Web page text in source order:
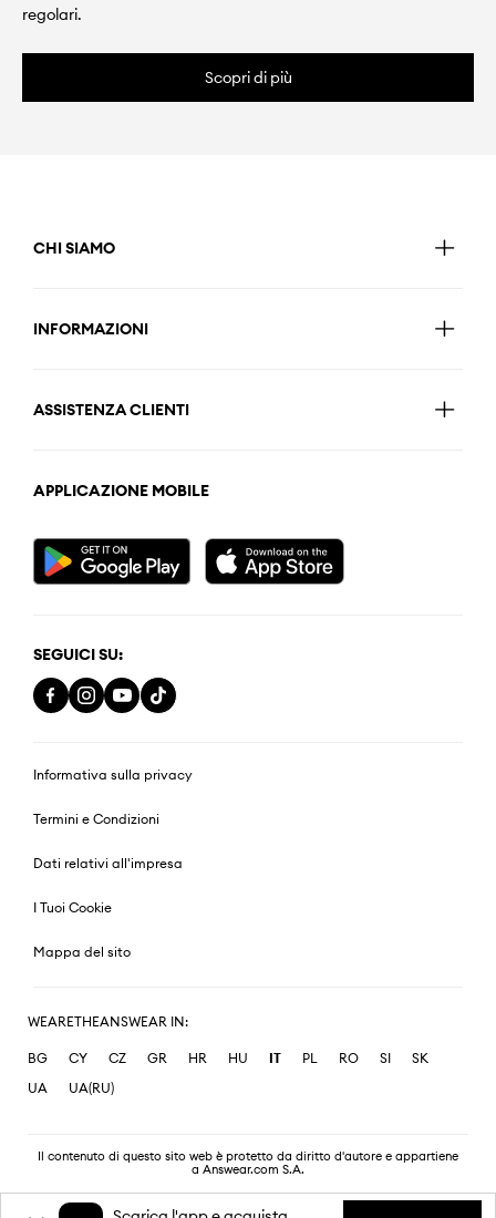
regolari.
Scopri di più
CHI SIAMO
INFORMAZIONI
ASSISTENZA CLIENTI
APPLICAZIONE MOBILE
SEGUICI SU:
Informativa sulla privacy
Termini e Condizioni
Dati relativi all'impresa
I Tuoi Cookie
Mappa del sito
WEARETHEANSWEAR IN:
BG CY CZ GR HR HU IT PL RO SI
SK
UA
UA(RU)
Il contenuto di questo sito web è protetto da diritto d'autore e appartiene
a Answear.com S.A.